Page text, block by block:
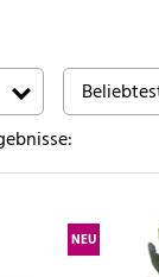
Suchen
NEU